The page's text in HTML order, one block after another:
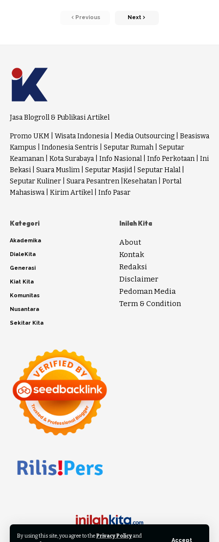
By using this site, you agree to thePrivacy Policyand
Accept
Previous Next
Jasa Blogroll & Publikasi Artikel
Promo UKM Wisata Indonesia Media Outsourcing
Beasiswa
Kampus
Indonesia Sentris Seputar Rumah
Seputar
Keamanan
Kota Surabaya Info Nasional Info Perkotaan
Ini
Bekasi
Suara Muslim Seputar Masjid Seputar Halal
Seputar Kuliner
Suara Pesantren Kesehatan
Portal
Mahasiswa
Kirim Artikel Info Pasar
Kategori
Akademika
DialeKita
Generasi
Kiat Kita
Komunitas
Nusantara
Sekitar Kita
Inilah Kita
About
Kontak
Redaksi
Disclaimer
Pedoman Media
Term & Condition